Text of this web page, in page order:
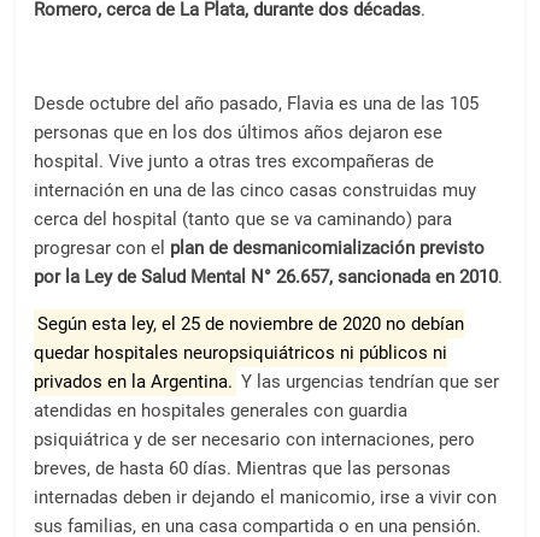
Romero, cerca de La Plata, durante dos décadas.
Desde octubre del año pasado, Flavia es una de las 105
personas que en los dos últimos años dejaron ese
hospital. Vive junto a otras tres excompañeras de
internación en una de las cinco casas construidas muy
cerca del hospital (tanto que se va caminando) para
progresar con el plan de desmanicomialización previsto
por la Ley de Salud Mental N° 26.657, sancionada en 2010.
Según esta ley, el 25 de noviembre de 2020 no debían
quedar hospitales neuropsiquiátricos ni públicos ni
privados en la Argentina. Y las urgencias tendrían que ser
atendidas en hospitales generales con guardia
psiquiátrica y de ser necesario con internaciones, pero
breves, de hasta 60 días. Mientras que las personas
internadas deben ir dejando el manicomio, irse a vivir con
sus familias, en una casa compartida o en una pensión.